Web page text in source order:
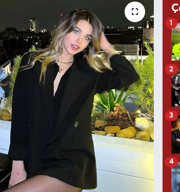
1
2
3
4